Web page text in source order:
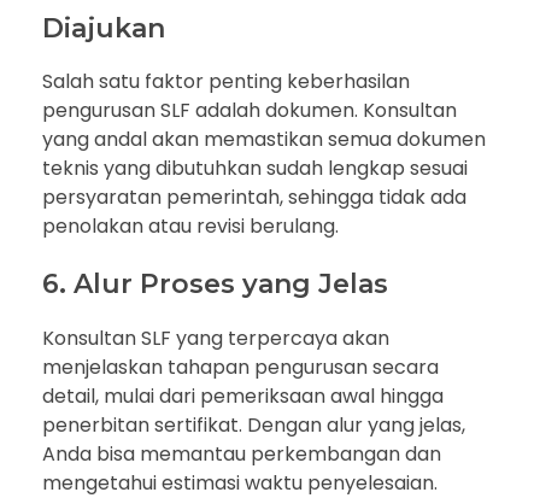
Diajukan
Salah satu faktor penting keberhasilan
pengurusan SLF adalah dokumen. Konsultan
yang andal akan memastikan semua dokumen
teknis yang dibutuhkan sudah lengkap sesuai
persyaratan pemerintah, sehingga tidak ada
penolakan atau revisi berulang.
6. Alur Proses yang Jelas
Konsultan SLF yang terpercaya akan
menjelaskan tahapan pengurusan secara
detail, mulai dari pemeriksaan awal hingga
penerbitan sertifikat. Dengan alur yang jelas,
Anda bisa memantau perkembangan dan
mengetahui estimasi waktu penyelesaian.